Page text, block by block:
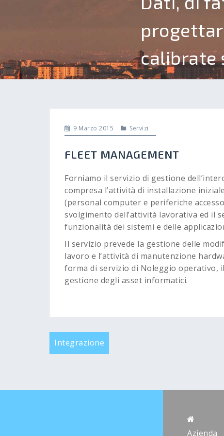
calibrate
9 Marzo 2015 Servizi
FLEET MANAGEMENT
Forniamo il servizio di gestione
compresa l’attività di installazione
(personal computer e periferiche
svolgimento dell’attività lavorativa ed il
funzionalità dei sistemi e delle
Il servizio prevede la gestione delle
lavoro e l’attività di manutenzione
forma di servizio di Noleggio operativo,
gestione degli asset informatici.
Navigazione
articoli
Integrazione
Azienda